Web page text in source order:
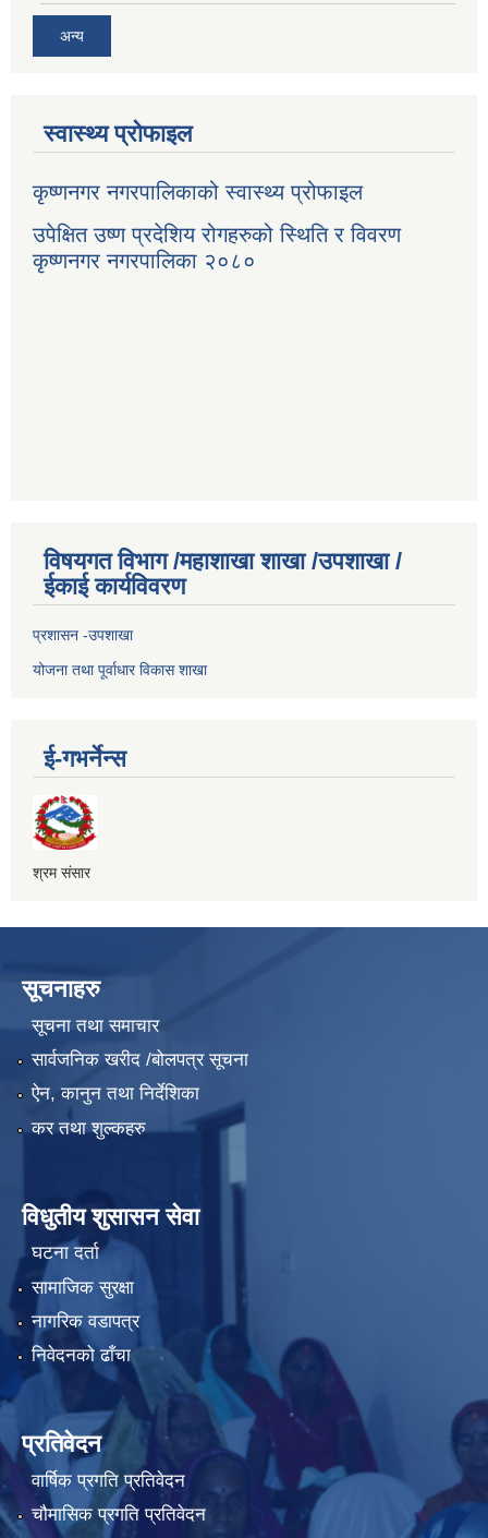
अन्य
स्वास्थ्य प्रोफाइल
कृष्णनगर नगरपालिकाको स्वास्थ्य प्रोफाइल
उपेक्षित उष्ण प्रदेशिय रोगहरुको स्थिति र विवरण
कृष्णनगर नगरपालिका २०८०
विषयगत विभाग /महाशाखा शाखा /उपशाखा /
ईकाई कार्यविवरण
प्रशासन -उपशाखा
योजना तथा पूर्वाधार विकास शाखा
ई-गभर्नेन्स
श्रम संसार
सूचनाहरु
सूचना तथा समाचार
सार्वजनिक खरीद /बोलपत्र सूचना
ऐन, कानुन तथा निर्देशिका
कर तथा शुल्कहरु
विधुतीय शुसासन सेवा
घटना दर्ता
सामाजिक सुरक्षा
नागरिक वडापत्र
निवेदनको ढाँचा
प्रतिवेदन
वार्षिक प्रगति प्रतिवेदन
चौमासिक प्रगति प्रतिवेदन